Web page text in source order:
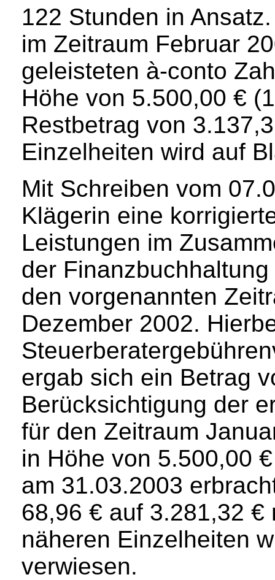
122 Stunden in
im Zeitraum Februar
geleisteten à-conto
Höhe von 5.500,00 €
Restbetrag von
Einzelheiten wird auf
Mit Schreiben vom
Klägerin eine
Leistungen im
der
den vorgenannten
Dezember 2002.
ergab sich ein Betrag
Berücksichtigung der
für den Zeitraum
in Höhe von 5.500,00
am 31.03.2003
68,96 € auf 3.281,32
näheren Einzelheiten
verwiesen.